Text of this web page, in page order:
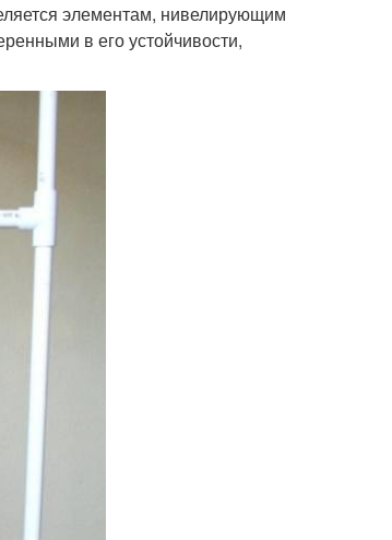
элементам, нивелирующим
в его устойчивости,